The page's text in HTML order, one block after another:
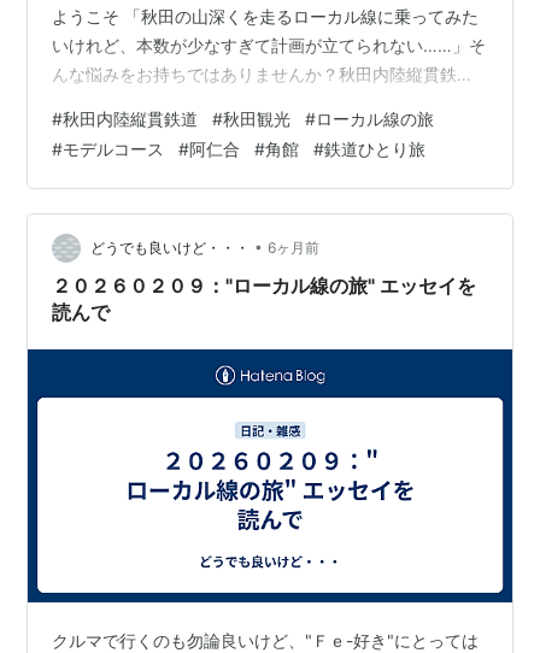
ようこそ 「秋田の山深くを走るローカル線に乗ってみた
いけれど、本数が少なすぎて計画が立てられない……」そ
んな悩みをお持ちではありませんか？秋田内陸縦貫鉄道
景路線ですが、ネット上の口コミ（4travelや
Tripadvisor）を見ると、「景色は最高だが移動が大変」
「待ち時間の潰し方に困った」という本音の声も散見さ
れます。 確かに、1日に数本という区間もあり、無計画に
飛び乗ると「駅で2時間立ち往生」なんてことにもなりか
ねません。しかし…
#秋田内陸縦貫鉄道 #秋田観光 #ローカル線の旅
#モデルコース #阿仁合 #角館 #鉄道ひとり旅
どうでも良いけど・・・ • 6ヶ月前
２０２６０２０９："ローカル線の旅" エッセイを
読んで
クルマで行くのも勿論良いけど、"Ｆｅ-好き"にとっては